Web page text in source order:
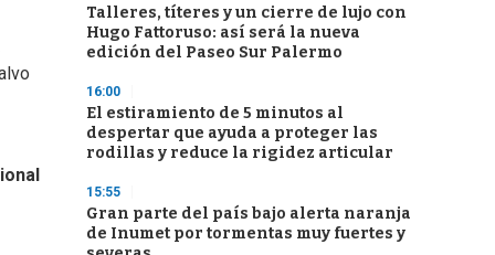
Talleres, títeres y un cierre de lujo con
Hugo Fattoruso: así será la nueva
edición del Paseo Sur Palermo
16:00
El estiramiento de 5 minutos al
despertar que ayuda a proteger las
rodillas y reduce la rigidez articular
15:55
Gran parte del país bajo alerta naranja
de Inumet por tormentas muy fuertes y